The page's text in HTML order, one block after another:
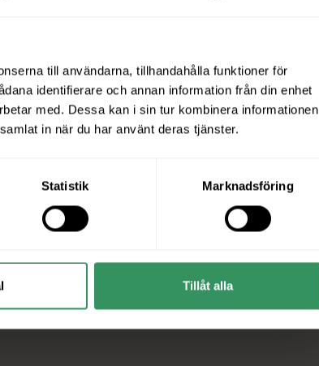
till användarna, tillhandahålla funktioner för
identifierare och annan information från din enhet
med. Dessa kan i sin tur kombinera informationen
in när du har använt deras tjänster.
Statistik Marknadsföring
Tillåt alla